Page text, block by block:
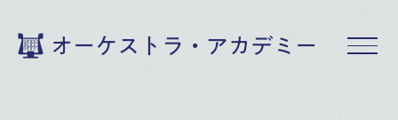
オーケストラ・アカデミー